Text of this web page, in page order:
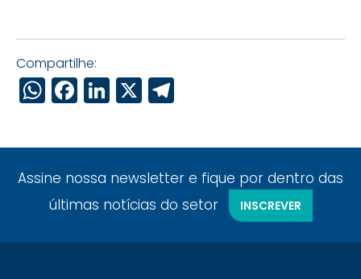
Compartilhe:
WhatsApp
Facebook
LinkedIn
X
Assine nossa newsletter e fique por dentro das
últimas notícias do setor
INSCREVER